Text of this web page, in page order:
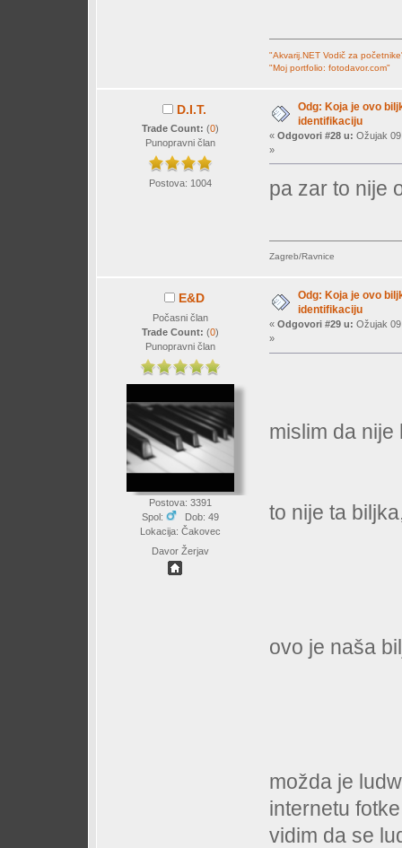
"Akvarij.NET Vodič za
"Moj portfolio: fotodavor.com"
D.I.T.
Trade Count: (0)
Punopravni član
Postova: 1004
Odg: Koja je ovo
identifikaciju
« Odgovori #28 u: Ožujak
»
pa zar to nije
Zagreb/Ravnice
E&D
Počasni član
Trade Count: (0)
Punopravni član
Postova: 3391
Spol:
Dob: 49
Lokacija: Čakovec
Davor Žerjav
Odg: Koja je ovo
identifikaciju
« Odgovori #29 u: Ožujak
»
mislim da
to nije ta
ovo je naša
možda je
internetu
vidim da se